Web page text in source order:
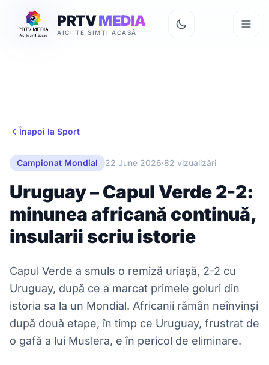
PRTVMEDIA
AICI TE SIMȚI ACASĂ
Înapoi la Sport
Campionat Mondial 22 June 2026·82 vizualizări
Uruguay – Capul Verde 2-2:
minunea africană continuă,
insularii scriu istorie
Capul Verde a smuls o remiză uriașă, 2-2 cu
Uruguay, după ce a marcat primele goluri din
istoria sa la un Mondial. Africanii rămân neînvinși
după două etape, în timp ce Uruguay, frustrat de
o gafă a lui Muslera, e în pericol de eliminare.